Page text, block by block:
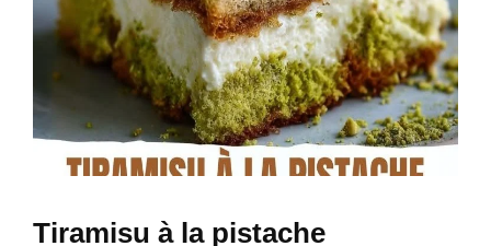
Tiramisu à la pistache